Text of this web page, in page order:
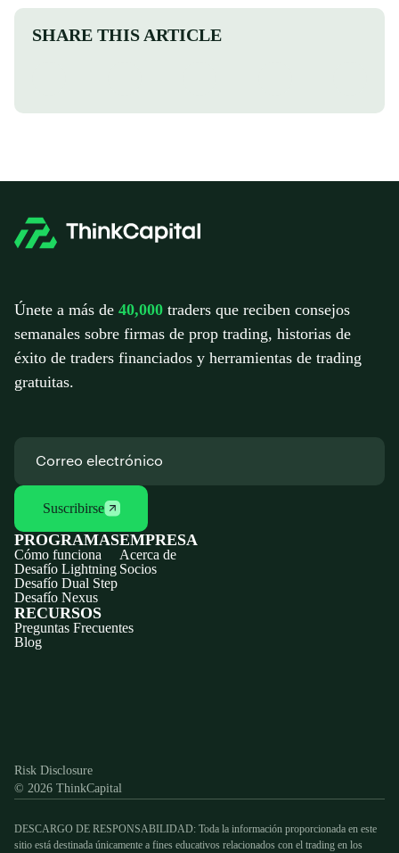
SHARE THIS ARTICLE
Únete a más de 40,000 traders que reciben consejos
semanales sobre firmas de prop trading, historias de
éxito de traders financiados y herramientas de trading
gratuitas.
Suscribirse
PROGRAMAS
Cómo funciona
Desafío Lightning
Desafío Dual Step
Desafío Nexus
EMPRESA
Acerca de
Socios
RECURSOS
Preguntas Frecuentes
Blog
Risk Disclosure
© 2026 ThinkCapital
DESCARGO DE RESPONSABILIDAD: Toda la información proporcionada en este
sitio está destinada únicamente a fines educativos relacionados con el trading en los